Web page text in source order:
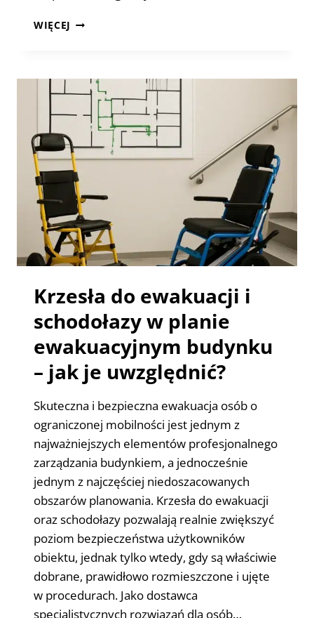
WIĘCEJ KRZESŁA
JAK
PRZESZKOLIĆ
PERSONEL
PRAWIDŁOWEGO
UŻYCIA
SPRZĘTU?
Krzesła do ewakuacji i
schodołazy w planie
ewakuacyjnym budynku
– jak je uwzględnić?
Skuteczna i bezpieczna ewakuacja osób o
ograniczonej mobilności jest jednym z
najważniejszych elementów profesjonalnego
zarządzania budynkiem, a jednocześnie
jednym z najczęściej niedoszacowanych
obszarów planowania. Krzesła do ewakuacji
oraz schodołazy pozwalają realnie zwiększyć
poziom bezpieczeństwa użytkowników
obiektu, jednak tylko wtedy, gdy są właściwie
dobrane, prawidłowo rozmieszczone i ujęte
w procedurach. Jako dostawca
specjalistycznych rozwiązań dla osób…